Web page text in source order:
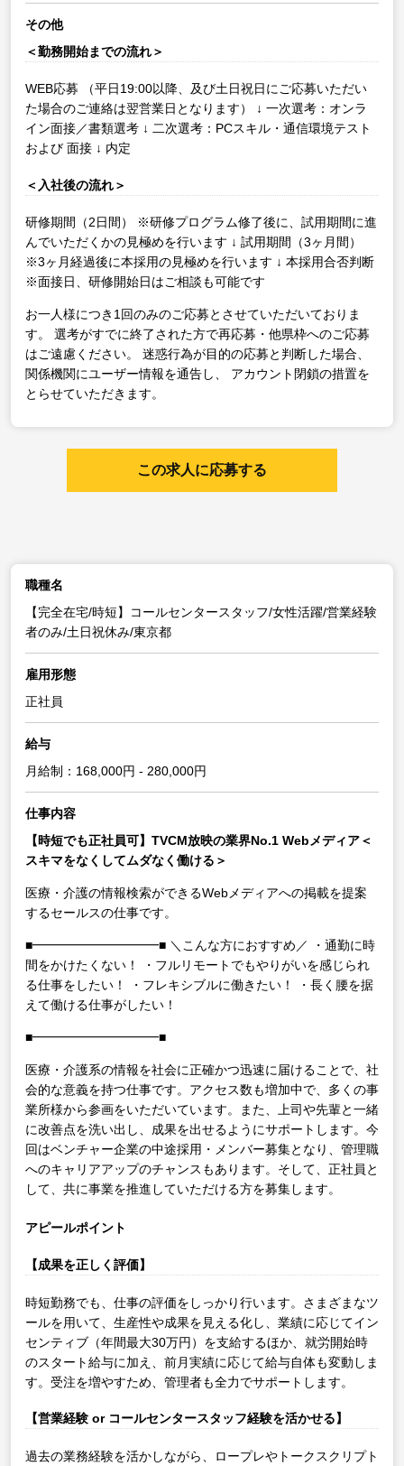
その他
＜勤務開始までの流れ＞
WEB応募 （平日19:00以降、及び土日祝日にご応募いただい
た場合のご連絡は翌営業日となります）
↓ 一次選考：オンラ
イン面接／書類選考 ↓ 二次選考：PCスキル・通信環境テスト
および 面接 ↓ 内定
＜入社後の流れ＞
研修期間（2日間）
※研修プログラム修了後に、試用期間に進
んでいただくかの見極めを行います ↓ 試用期間（3ヶ月間）
※3ヶ月経過後に本採用の見極めを行います ↓ 本採用合否判断
※面接日、研修開始日はご相談も可能です
お一人様につき1回のみのご応募とさせていただいておりま
す。
選考がすでに終了された方で再応募・他県枠へのご応募
はご遠慮ください。
迷惑行為が目的の応募と判断した場合、
関係機関にユーザー情報を通告し、
アカウント閉鎖の措置を
とらせていただきます。
この求人に応募する
職種名
【完全在宅/時短】コールセンタースタッフ/女性活躍/営業経験
者のみ/土日祝休み/東京都
雇用形態
正社員
給与
月給制：168,000円 - 280,000円
仕事内容
【時短でも正社員可】TVCM放映の業界No.1 Webメディア＜
スキマをなくしてムダなく働ける＞
医療・介護の情報検索ができるWebメディアへの掲載を提案
するセールスの仕事です。
■━━━━━━━━━━■ ＼こんな方におすすめ／
・通勤に時
間をかけたくない！
・フルリモートでもやりがいを感じられ
る仕事をしたい！
・フレキシブルに働きたい！
・長く腰を据
えて働ける仕事がしたい！
■━━━━━━━━━━■
医療・介護系の情報を社会に正確かつ迅速に届けることで、社
会的な意義を持つ仕事です。アクセス数も増加中で、多くの事
業所様から参画をいただいています。また、上司や先輩と一緒
に改善点を洗い出し、成果を出せるようにサポートします。今
回はベンチャー企業の中途採用・メンバー募集となり、管理職
へのキャリアアップのチャンスもあります。そして、正社員と
して、共に事業を推進していただける方を募集します。
アピールポイント
【成果を正しく評価】
時短勤務でも、仕事の評価をしっかり行います。さまざまなツ
ールを用いて、生産性や成果を見える化し、業績に応じてイン
センティブ（年間最大30万円）を支給するほか、就労開始時
のスタート給与に加え、前月実績に応じて給与自体も変動しま
す。受注を増やすため、管理者も全力でサポートします。
【営業経験 or コールセンタースタッフ経験を活かせる】
過去の業務経験を活かしながら、ロープレやトークスクリプト